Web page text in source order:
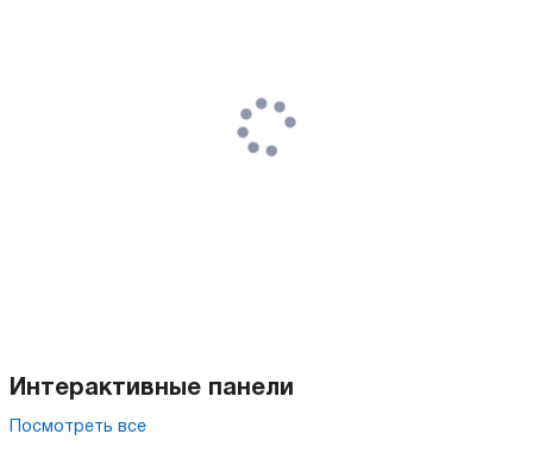
Интерактивные панели
Посмотреть все